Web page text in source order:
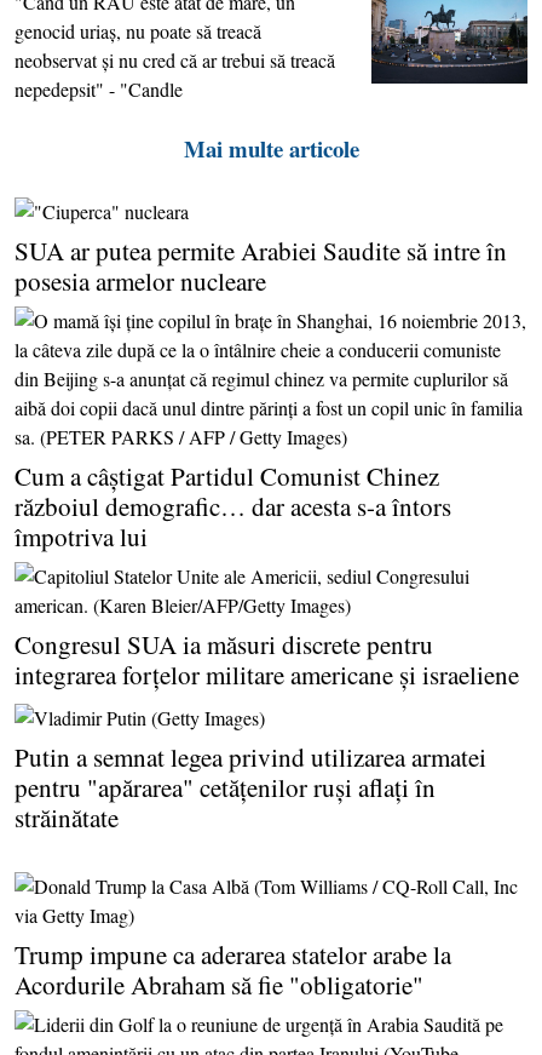
genocid uriaş, nu poate să treacă
neobservat şi nu cred că ar trebui să treacă
nepedepsit" - "Candle
Mai multe articole
SUA ar putea permite Arabiei Saudite să intre în
posesia armelor nucleare
Cum a câştigat Partidul Comunist Chinez
războiul demografic… dar acesta s-a întors
împotriva lui
Congresul SUA ia măsuri discrete pentru
integrarea forţelor militare americane şi israeliene
Putin a semnat legea privind utilizarea armatei
pentru "apărarea" cetăţenilor ruşi aflaţi în
străinătate
Trump impune ca aderarea statelor arabe la
Acordurile Abraham să fie "obligatorie"